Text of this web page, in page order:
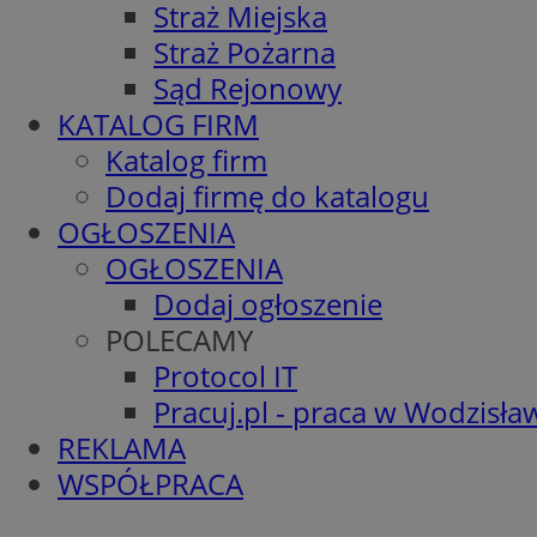
Straż Miejska
Straż Pożarna
Sąd Rejonowy
KATALOG FIRM
Katalog firm
Dodaj firmę do katalogu
OGŁOSZENIA
OGŁOSZENIA
Dodaj ogłoszenie
POLECAMY
Protocol IT
Pracuj.pl - praca w
REKLAMA
WSPÓŁPRACA